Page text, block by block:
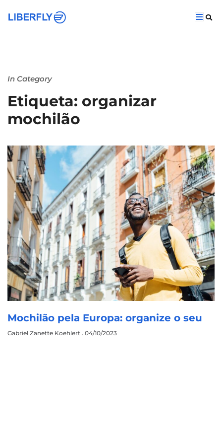
In Category
Etiqueta: organizar
mochilão
Mochilão pela Europa: organize o seu
Gabriel Zanette Koehlert 04/10/2023